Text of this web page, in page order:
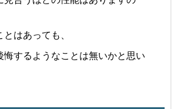
はあっても、
悔するようなことは無いかと思い